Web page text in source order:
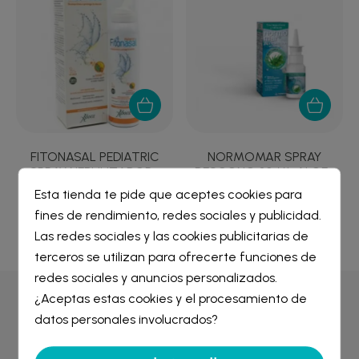
FITONASAL PEDIATRIC
SPRAY NEBULIZADOR...
7,81 €
NORMOMAR SPRAY
DESCONG 30 ML ALOE...
4,09 €
Por qué comprar enFarmacia Liceo
Crear lista de deseos
Nombre de la lista de deseos
Iniciar sesión
Debe iniciar sesión para guardar productos en su lista de
deseos.
Esta tienda te pide que aceptes cookies para
fines de rendimiento, redes sociales y publicidad.
Las redes sociales y las cookies publicitarias de
terceros se utilizan para ofrecerte funciones de
redes sociales y anuncios personalizados.
¿Aceptas estas cookies y el procesamiento de
datos personales involucrados?